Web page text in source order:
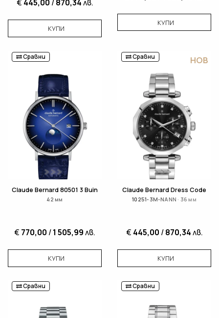
€ 445,00 /870,34лв.
КУПИ
КУПИ
Сравни
Claude Bernard 80501 3 Buin
42 мм
€ 770,00 /1 505,99лв.
КУПИ
Сравни НОВ
Claude Bernard Dress Code
10251-3M-NANN · 36 мм
€ 445,00 /870,34лв.
КУПИ
Сравни Сравни